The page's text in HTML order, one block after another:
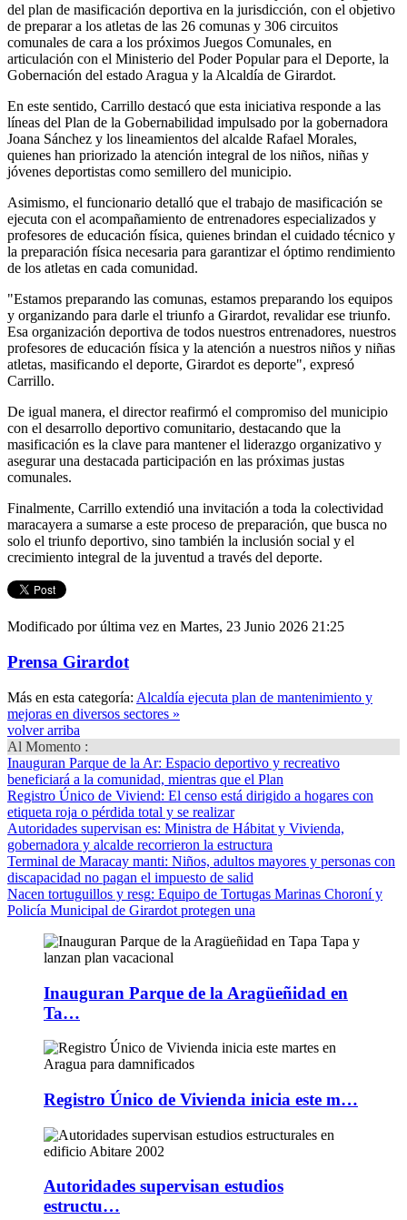
del plan de masificación deportiva en la jurisdicción, con el objetivo
de preparar a los atletas de las 26 comunas y 306 circuitos
comunales de cara a los próximos Juegos Comunales, en
articulación con el Ministerio del Poder Popular para el Deporte, la
Gobernación del estado Aragua y la Alcaldía de Girardot.
En este sentido, Carrillo destacó que esta iniciativa responde a las
líneas del Plan de la Gobernabilidad impulsado por la gobernadora
Joana Sánchez y los lineamientos del alcalde Rafael Morales,
quienes han priorizado la atención integral de los niños, niñas y
jóvenes deportistas como semillero del municipio.
Asimismo, el funcionario detalló que el trabajo de masificación se
ejecuta con el acompañamiento de entrenadores especializados y
profesores de educación física, quienes brindan el cuidado técnico y
la preparación física necesaria para garantizar el óptimo rendimiento
de los atletas en cada comunidad.
"Estamos preparando las comunas, estamos preparando los equipos
y organizando para darle el triunfo a Girardot, revalidar ese triunfo.
Esa organización deportiva de todos nuestros entrenadores, nuestros
profesores de educación física y la atención a nuestros niños y niñas
atletas, masificando el deporte, Girardot es deporte", expresó
Carrillo.
De igual manera, el director reafirmó el compromiso del municipio
con el desarrollo deportivo comunitario, destacando que la
masificación es la clave para mantener el liderazgo organizativo y
asegurar una destacada participación en las próximas justas
comunales.
Finalmente, Carrillo extendió una invitación a toda la colectividad
maracayera a sumarse a este proceso de preparación, que busca no
solo el triunfo deportivo, sino también la inclusión social y el
crecimiento integral de la juventud a través del deporte.
Modificado por última vez en Martes, 23 Junio 2026 21:25
Prensa Girardot
Más en esta categoría: Alcaldía ejecuta plan de mantenimiento y
mejoras en diversos sectores »
volver arriba
Al Momento :
Inauguran Parque de la Ar: Espacio deportivo y recreativo
beneficiará a la comunidad, mientras que el Plan
Registro Único de Viviend: El censo está dirigido a hogares con
etiqueta roja o pérdida total y se realizar
Autoridades supervisan es: Ministra de Hábitat y Vivienda,
gobernadora y alcalde recorrieron la estructura
Terminal de Maracay manti: Niños, adultos mayores y personas con
discapacidad no pagan el impuesto de salid
Nacen tortuguillos y resg: Equipo de Tortugas Marinas Choroní y
Policía Municipal de Girardot protegen una
Inauguran Parque de la Aragüeñidad en
Ta…
Registro Único de Vivienda inicia este m…
Autoridades supervisan estudios
estructu…